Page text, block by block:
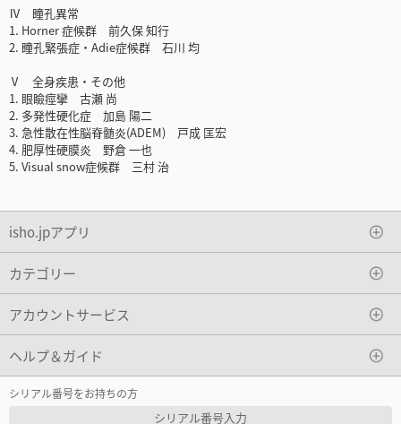
Ⅳ 瞳孔異常
1. Horner 症候群 前久保 知行
2. 瞳孔緊張症・Adie症候群 石川 均
Ⅴ 全身疾患・その他
1. 眼瞼痙攣 古瀬 尚
2. 多発性硬化症 加島 陽二
3. 急性散在性脳脊髄炎(ADEM) 戸成 匡宏
4. 肥厚性硬膜炎 野倉 一也
5. Visual snow症候群 三村 治
isho.jpアプリ
カテゴリー
アカウントサービス
ヘルプ＆ガイド
シリアル番号をお持ちの方
シリアル番号入力